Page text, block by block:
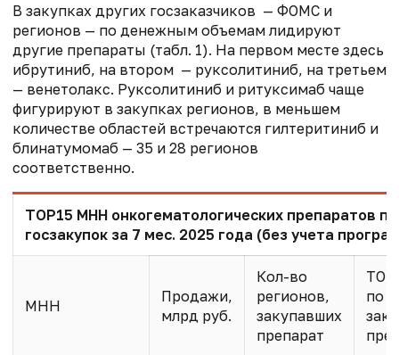
В закупках других госзаказчиков — ФОМС и
регионов — по денежным объемам лидируют
другие препараты (табл. 1). На первом месте здесь
ибрутиниб, на втором — руксолитиниб, на третьем
— венетолакс. Руксолитиниб и ритуксимаб чаще
фигурируют в закупках регионов, в меньшем
количестве областей встречаются гилтеритиниб и
блинатумомаб — 35 и 28 регионов
соответственно.
TOP15 МНН онкогематологических препаратов
госзакупок за 7 мес. 2025 года (без учета
МНН
Продажи,
млрд руб.
Кол-во
регионов,
закупавших
препарат
по